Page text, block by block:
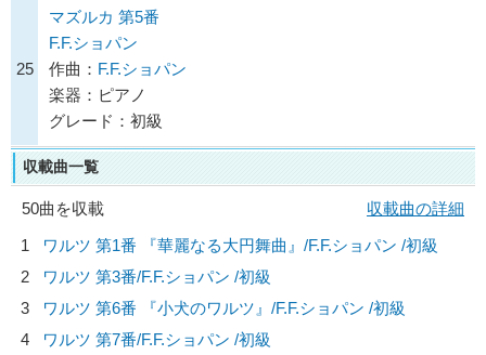
25
マズルカ 第5番
F.F.ショパン
作曲： F.F.ショパン
楽器：ピアノ
グレード：初級
収載曲一覧
50曲を収載
収載曲の詳細
1
ワルツ 第1番 『華麗なる大円舞曲』/F.F.ショパン /初級
2
ワルツ 第3番/F.F.ショパン /初級
3
ワルツ 第6番 『小犬のワルツ』/F.F.ショパン /初級
4
ワルツ 第7番/F.F.ショパン /初級